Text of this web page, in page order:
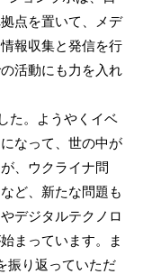
点を置いて、メデ
報収集と発信を行
活動にも力を入れ
た。ようやくイベ
なって、世の中が
、ウクライナ問
ど、新たな問題も
デジタルテクノロ
まっています。ま
振り返っていただ